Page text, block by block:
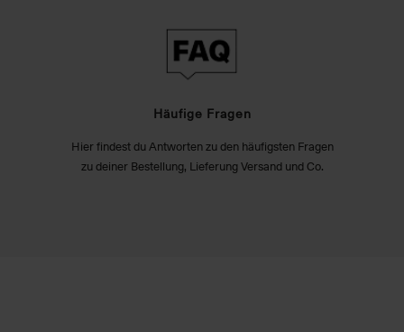
Häufige Fragen
Hier findest du Antworten zu den häufigsten Fragen
zu deiner Bestellung, Lieferung Versand und Co.